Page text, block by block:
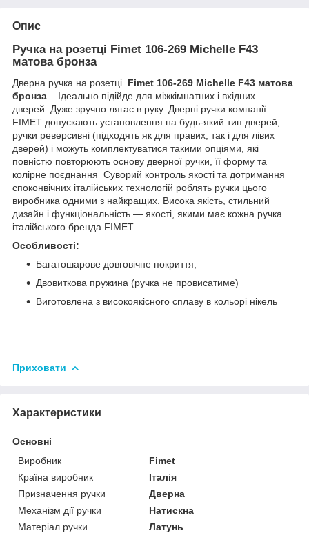
Опис
Ручка на розетці Fimet 106-269 Michelle F43
матова бронза
Дверна ручка на розетці Fimet 106-269 Michelle F43 матова
бронза
. Ідеально підійде для міжкімнатних і вхідних
дверей. Дуже зручно лягає в руку. Дверні ручки компанії
FIMET допускають установлення на будь-який тип дверей,
ручки реверсивні (підходять як для правих, так і для лівих
дверей) і можуть комплектуватися такими опціями, які
повністю повторюють основу дверної ручки, її форму та
колірне поєднання Суворий контроль якості та дотримання
споконвічних італійських технологій роблять ручки цього
виробника одними з найкращих. Висока якість, стильний
дизайн і функціональність — якості, якими має кожна ручка
італійського бренда FIMET.
Особливості:
Багатошарове довговічне покриття;
Двовиткова пружина (ручка не провисатиме)
Виготовлена з високоякісного сплаву в кольорі нікель
Приховати
Характеристики
Основні
Виробник
Fimet
Країна виробник
Італія
Призначення ручки
Дверна
Механізм дії ручки
Натискна
Матеріал ручки
Латунь